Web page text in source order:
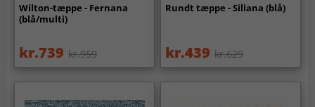
Wilton-tæppe - Fernana
(blå/multi)
kr.739 kr.959
Rundt tæppe - Siliana (blå)
kr.439 kr.629